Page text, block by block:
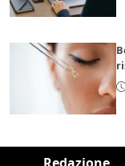
Redazione